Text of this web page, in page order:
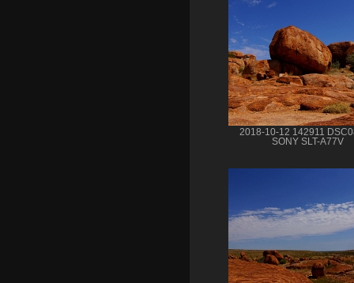
2018-10-12 142911
SONY SLT-A77V